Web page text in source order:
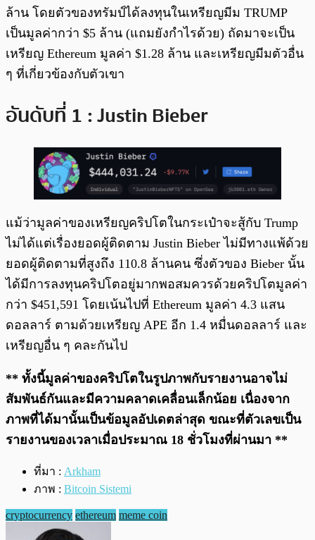
ล้าน โดยตัวของทรัมป์ได้ลงทุนในเหรียญมีม TRUMP
เป็นมูลค่ากว่า $5 ล้าน (แถมยังกำไรด้วย) ถัดมาจะเป็น
เหรียญ Ethereum มูลค่า $1.28 ล้าน และเหรียญมีมตัวอื่น
ๆ ที่เกี่ยวข้องกับตัวเขา
อันดับที่ 1 : Justin Bieber
แม้ว่ามูลค่าของเหรียญคริปโตในกระเป๋าจะสู้กับ Trump
ไม่ได้แต่เรื่องยอดผู้ติดตาม Justin Bieber ไม่มีทางแพ้ด้วย
ยอดผู้ติดตามที่สูงถึง 110.8 ล้านคน ซึ่งตัวของ Bieber นั้น
ได้มีการลงทุนคริปโตอยู่มากพอสมควรด้วยคริปโตมูลค่า
กว่า $451,591 โดยเน้นไปที่ Ethereum มูลค่า 4.3 แสน
ดอลลาร์ ตามด้วยเหรียญ APE อีก 1.4 หมื่นดอลลาร์ และ
เหรียญอื่น ๆ คละกันไป
** ทั้งนี้มูลค่าของคริปโตในรูปภาพกับรายงานอาจไม่
สัมพันธ์กันและมีความคลาดเคลื่อนเล็กน้อย เนื่องจาก
ภาพที่ได้มานั้นเป็นข้อมูลอัปเดตล่าสุด ขณะที่ตัวเลขเป็น
รายงานของเวลาเมื่อประมาณ 18 ชั่วโมงที่ผ่านมา **
ที่มา : Arkham
ภาพ : Bitcoin Sistemi
cryptocurrency ethereum meme coin